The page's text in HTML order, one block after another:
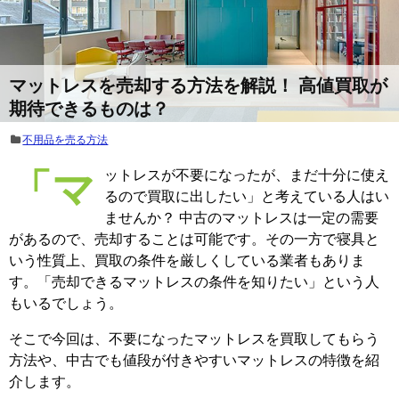
マットレスを売却する方法を解説！ 高値買取が
期待できるものは？
不用品を売る方法
「マットレスが不要になったが、まだ十分に使え
るので買取に出したい」と考えている人はい
ませんか？ 中古のマットレスは一定の需要
があるので、売却することは可能です。その一方で寝具と
いう性質上、買取の条件を厳しくしている業者もありま
す。「売却できるマットレスの条件を知りたい」という人
もいるでしょう。
そこで今回は、不要になったマットレスを買取してもらう
方法や、中古でも値段が付きやすいマットレスの特徴を紹
介します。